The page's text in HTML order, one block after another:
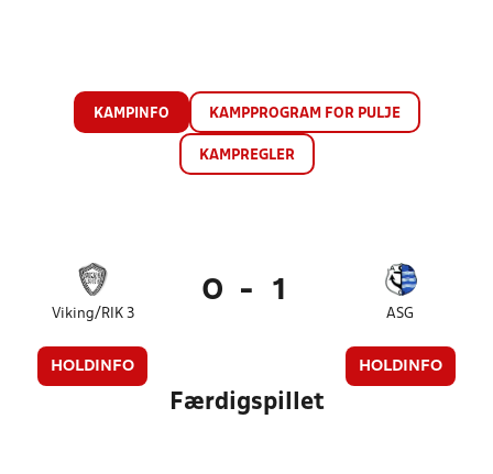
KAMPINFO KAMPPROGRAM FOR PULJE
KAMPREGLER
Viking/RIK 3
HOLDINFO
0 - 1
ASG
HOLDINFO
Færdigspillet